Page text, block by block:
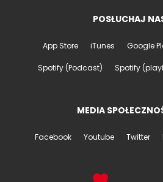
POSŁUCHAJ
App Store iTunes Google
Spotify (Podcast) Spotify
MEDIA
Facebook Youtube Twitter